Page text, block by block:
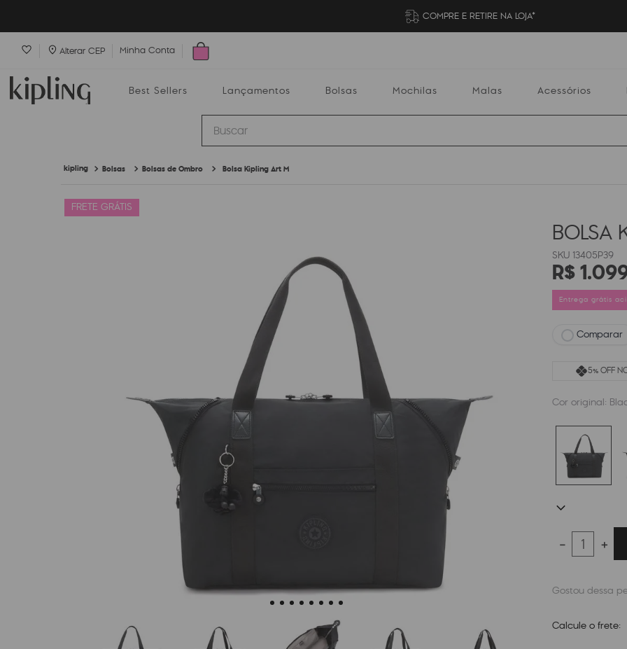
COMPRE E RETIRE NA LOJA*
Alterar CEP Minha Conta
Best Sellers Lançamentos Bolsas Mochilas Malas Acessórios
Buscar
Bolsas Bolsas de Ombro Bolsa Kipling Art M
FRETE GRÁTIS
BOLSA
13405P39
R$1.099
Entrega grátis
Comparar
5% OFF
Cor original:
＋
－
Calcule o frete: